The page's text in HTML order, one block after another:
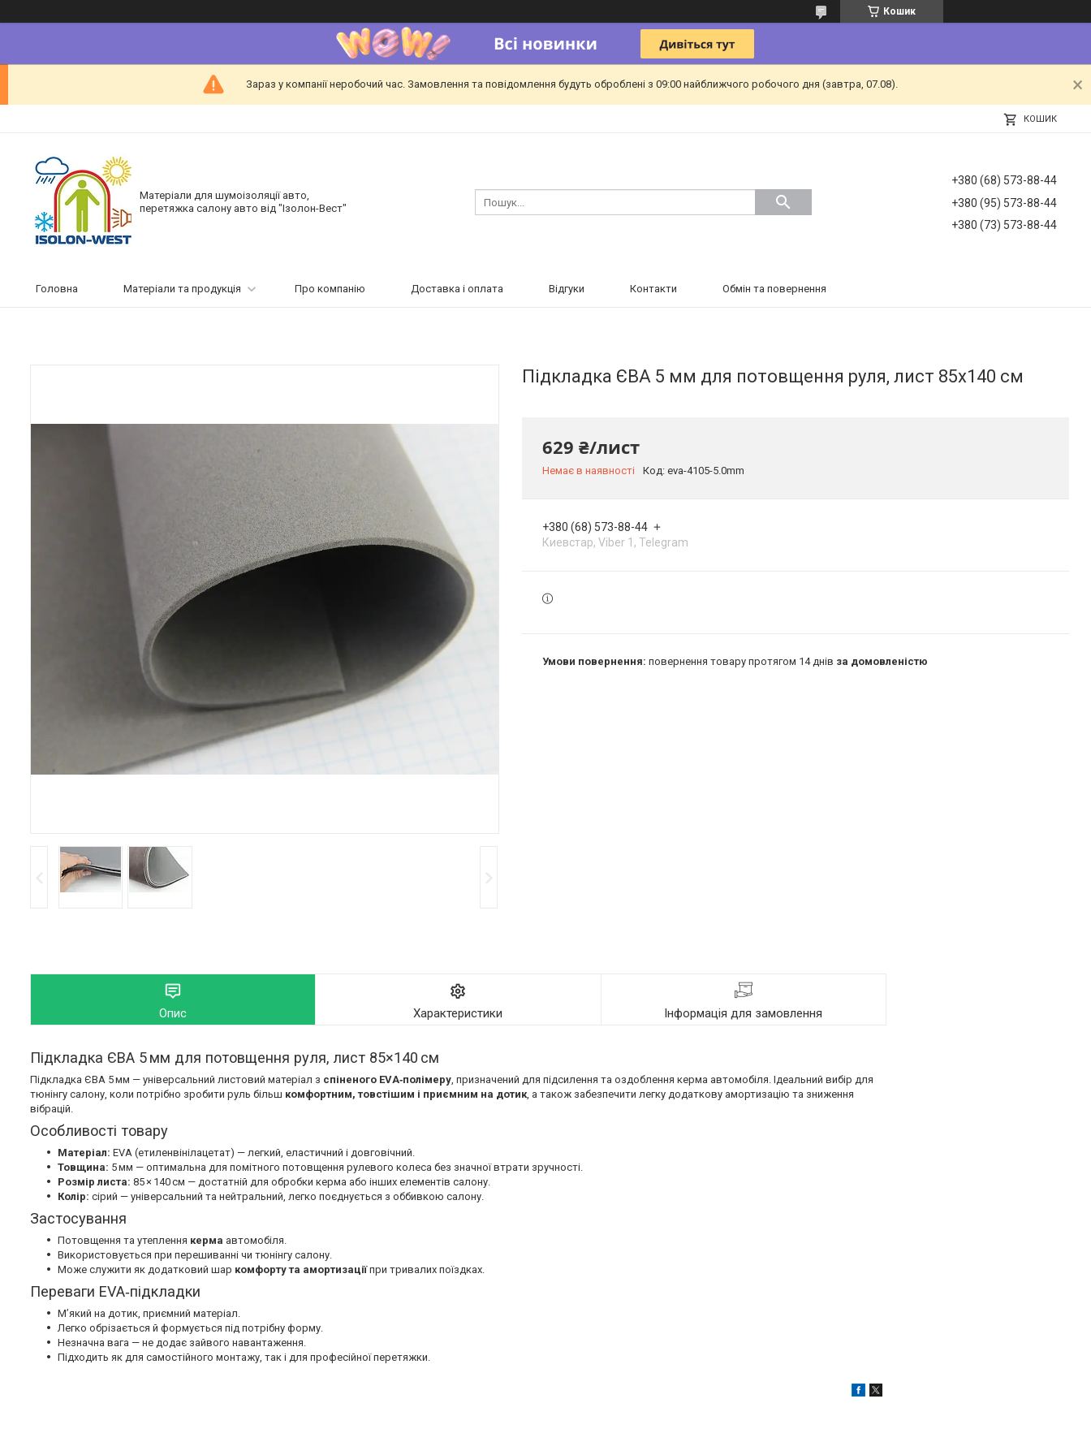
Кошик
Зараз у компанії неробочий час. Замовлення та повідомлення будуть оброблені з 09:00 найближчого робочого дня (завтра, 07.08).
КОШИК
Матеріали для шумоізоляції авто,
перетяжка салону авто від "Ізолон-Вест"
+380 (68) 573-88-44
+380 (95) 573-88-44
+380 (73) 573-88-44
Головна Матеріали та продукція Про компанію Доставка і оплата Відгуки Контакти Обмін та повернення
Підкладка ЄВА 5 мм для потовщення руля, лист 85x140 см
629 ₴/лист
Немає в наявності Код: eva-4105-5.0mm
+380 (68) 573-88-44
Киевстар, Viber 1, Telegram
повернення товару протягом 14 днів за домовленістю
Опис Характеристики Інформація для замовлення
Підкладка ЄВА 5 мм для потовщення руля, лист 85×140 см
Підкладка ЄВА 5 мм — універсальний листовий матеріал з спіненого EVA‑полімеру, призначений для підсилення та оздоблення керма автомобіля. Ідеальний вибір для
тюнінгу салону, коли потрібно зробити руль більш комфортним, товстішим і приємним на дотик, а також забезпечити легку додаткову амортизацію та зниження
вібрацій.
Особливості товару
Матеріал: EVA (етиленвінілацетат) — легкий, еластичний і довговічний.
Товщина: 5 мм — оптимальна для помітного потовщення рулевого колеса без значної втрати зручності.
Розмір листа: 85 × 140 см — достатній для обробки керма або інших елементів салону.
Колір: сірий — універсальний та нейтральний, легко поєднується з оббивкою салону.
Застосування
Потовщення та утеплення керма автомобіля.
Використовується при перешиванні чи тюнінгу салону.
Може служити як додатковий шар комфорту та амортизаціїпри тривалих поїздках.
Переваги EVA‑підкладки
М’який на дотик, приємний матеріал.
Легко обрізається й формується під потрібну форму.
Незначна вага — не додає зайвого навантаження.
Підходить як для самостійного монтажу, так і для професійної перетяжки.